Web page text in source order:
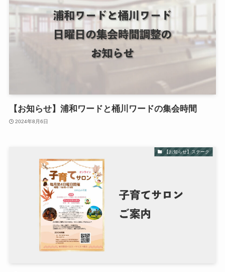
【お知らせ】浦和ワードと桶川ワードの集会時間
2024年8月6日
【お知らせ】ステーク